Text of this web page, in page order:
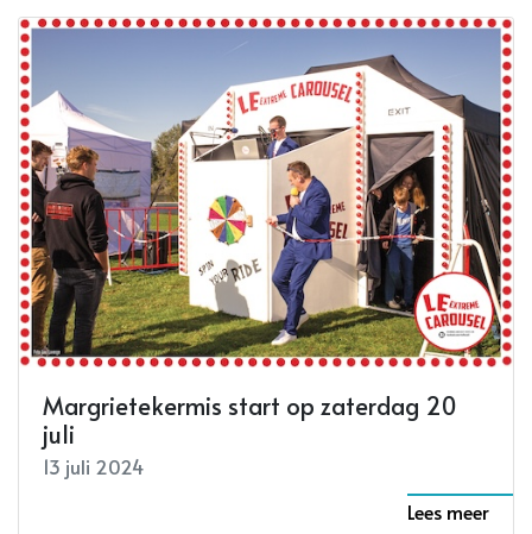
Margrietekermis start op zaterdag 20
juli
13 juli 2024
Lees meer